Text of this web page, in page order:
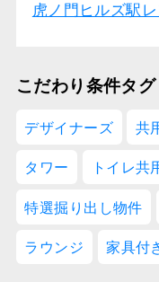
虎ノ門ヒルズ駅
こだわり条件タグ
デザイナーズ 共
タワー トイレ共
特選掘り出し物件
ラウンジ 家具付